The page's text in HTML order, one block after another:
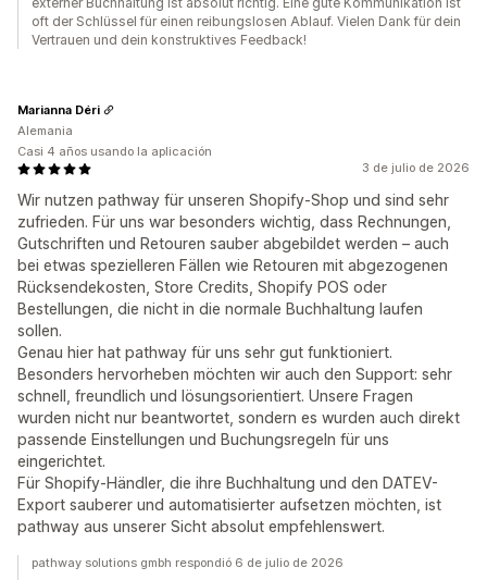
oft der Schlüssel für einen reibungslosen Ablauf. Vielen Dank für dein
Vertrauen und dein konstruktives Feedback!
3 de julio de 2026
Wir nutzen pathway für unseren Shopify-Shop und sind sehr
zufrieden. Für uns war besonders wichtig, dass Rechnungen,
Gutschriften und Retouren sauber abgebildet werden – auch
bei etwas spezielleren Fällen wie Retouren mit abgezogenen
Rücksendekosten, Store Credits, Shopify POS oder
Bestellungen, die nicht in die normale Buchhaltung laufen
sollen.
Genau hier hat pathway für uns sehr gut funktioniert.
Besonders hervorheben möchten wir auch den Support: sehr
schnell, freundlich und lösungsorientiert. Unsere Fragen
wurden nicht nur beantwortet, sondern es wurden auch direkt
passende Einstellungen und Buchungsregeln für uns
eingerichtet.
Für Shopify-Händler, die ihre Buchhaltung und den DATEV-
Export sauberer und automatisierter aufsetzen möchten, ist
pathway aus unserer Sicht absolut empfehlenswert.
Marianna Déri
Alemania
Casi 4 años usando la aplicación
pathway solutions gmbh respondió 6 de julio de 2026